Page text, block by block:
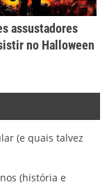
assustadores
no Halloween
(e quais talvez
(história e